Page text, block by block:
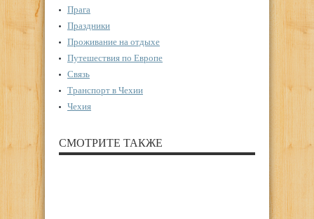
Прага
Праздники
Проживание на отдыхе
Путешествия по Европе
Связь
Транспорт в Чехии
Чехия
СМОТРИТЕ ТАКЖЕ